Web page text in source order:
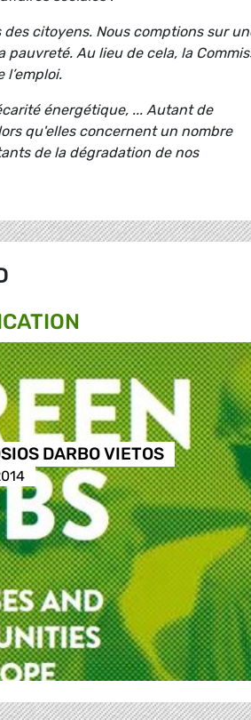
citoyens. Nous comptions sur
Au lieu de cela, la
énergétique, ... Autant de
qu'elles concernent un nombre
de la dégradation de nos
DARBO VIETOS